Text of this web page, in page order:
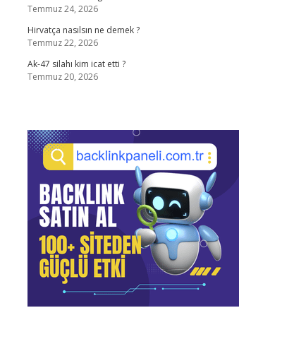
Temmuz 24, 2026
Hirvatça nasılsın ne demek ?
Temmuz 22, 2026
Ak-47 silahı kim icat etti ?
Temmuz 20, 2026